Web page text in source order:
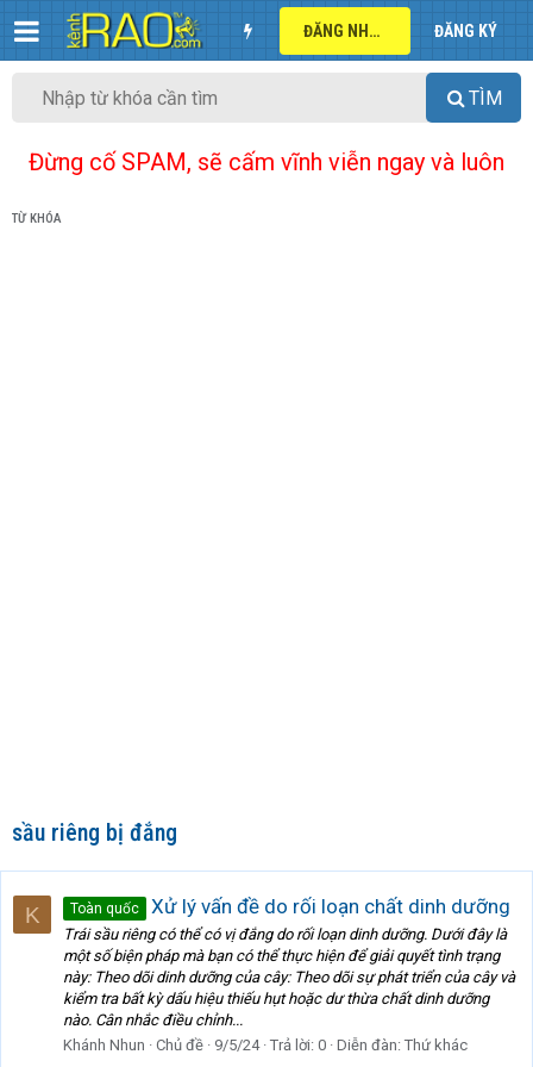
ĐĂNG NHẬP ĐĂNG KÝ
TÌM
Đừng cố SPAM, sẽ cấm vĩnh viễn ngay và luôn
TỪ KHÓA
sầu riêng bị đắng
K Toàn quốc Xử lý vấn đề do rối loạn chất dinh dưỡng
Trái sầu riêng có thể có vị đắng do rối loạn dinh dưỡng. Dưới đây là
một số biện pháp mà bạn có thể thực hiện để giải quyết tình trạng
này: Theo dõi dinh dưỡng của cây: Theo dõi sự phát triển của cây và
kiểm tra bất kỳ dấu hiệu thiếu hụt hoặc dư thừa chất dinh dưỡng
nào. Cân nhắc điều chỉnh...
Khánh Nhun
Chủ đề 9/5/24 Trả lời: 0 Diễn đàn: Thứ khác